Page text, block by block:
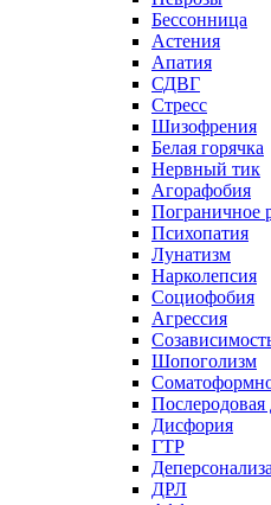
Бессонница
Астения
Апатия
СДВГ
Стресс
Шизофрения
Белая горячка
Нервный тик
Агорафобия
Пограничное
Психопатия
Лунатизм
Нарколепсия
Социофобия
Агрессия
Шопоголизм
Послеродовая
Дисфория
ГТР
ДРЛ